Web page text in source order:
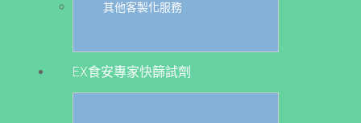
其他客製化服務
EX食安專家快篩試劑